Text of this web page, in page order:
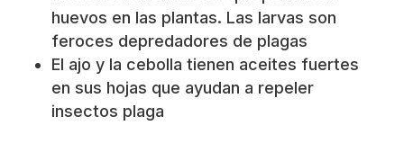
huevos en las plantas. Las larvas son
feroces depredadores de plagas
El ajo y la cebolla tienen aceites fuertes
en sus hojas que ayudan a repeler
insectos plaga